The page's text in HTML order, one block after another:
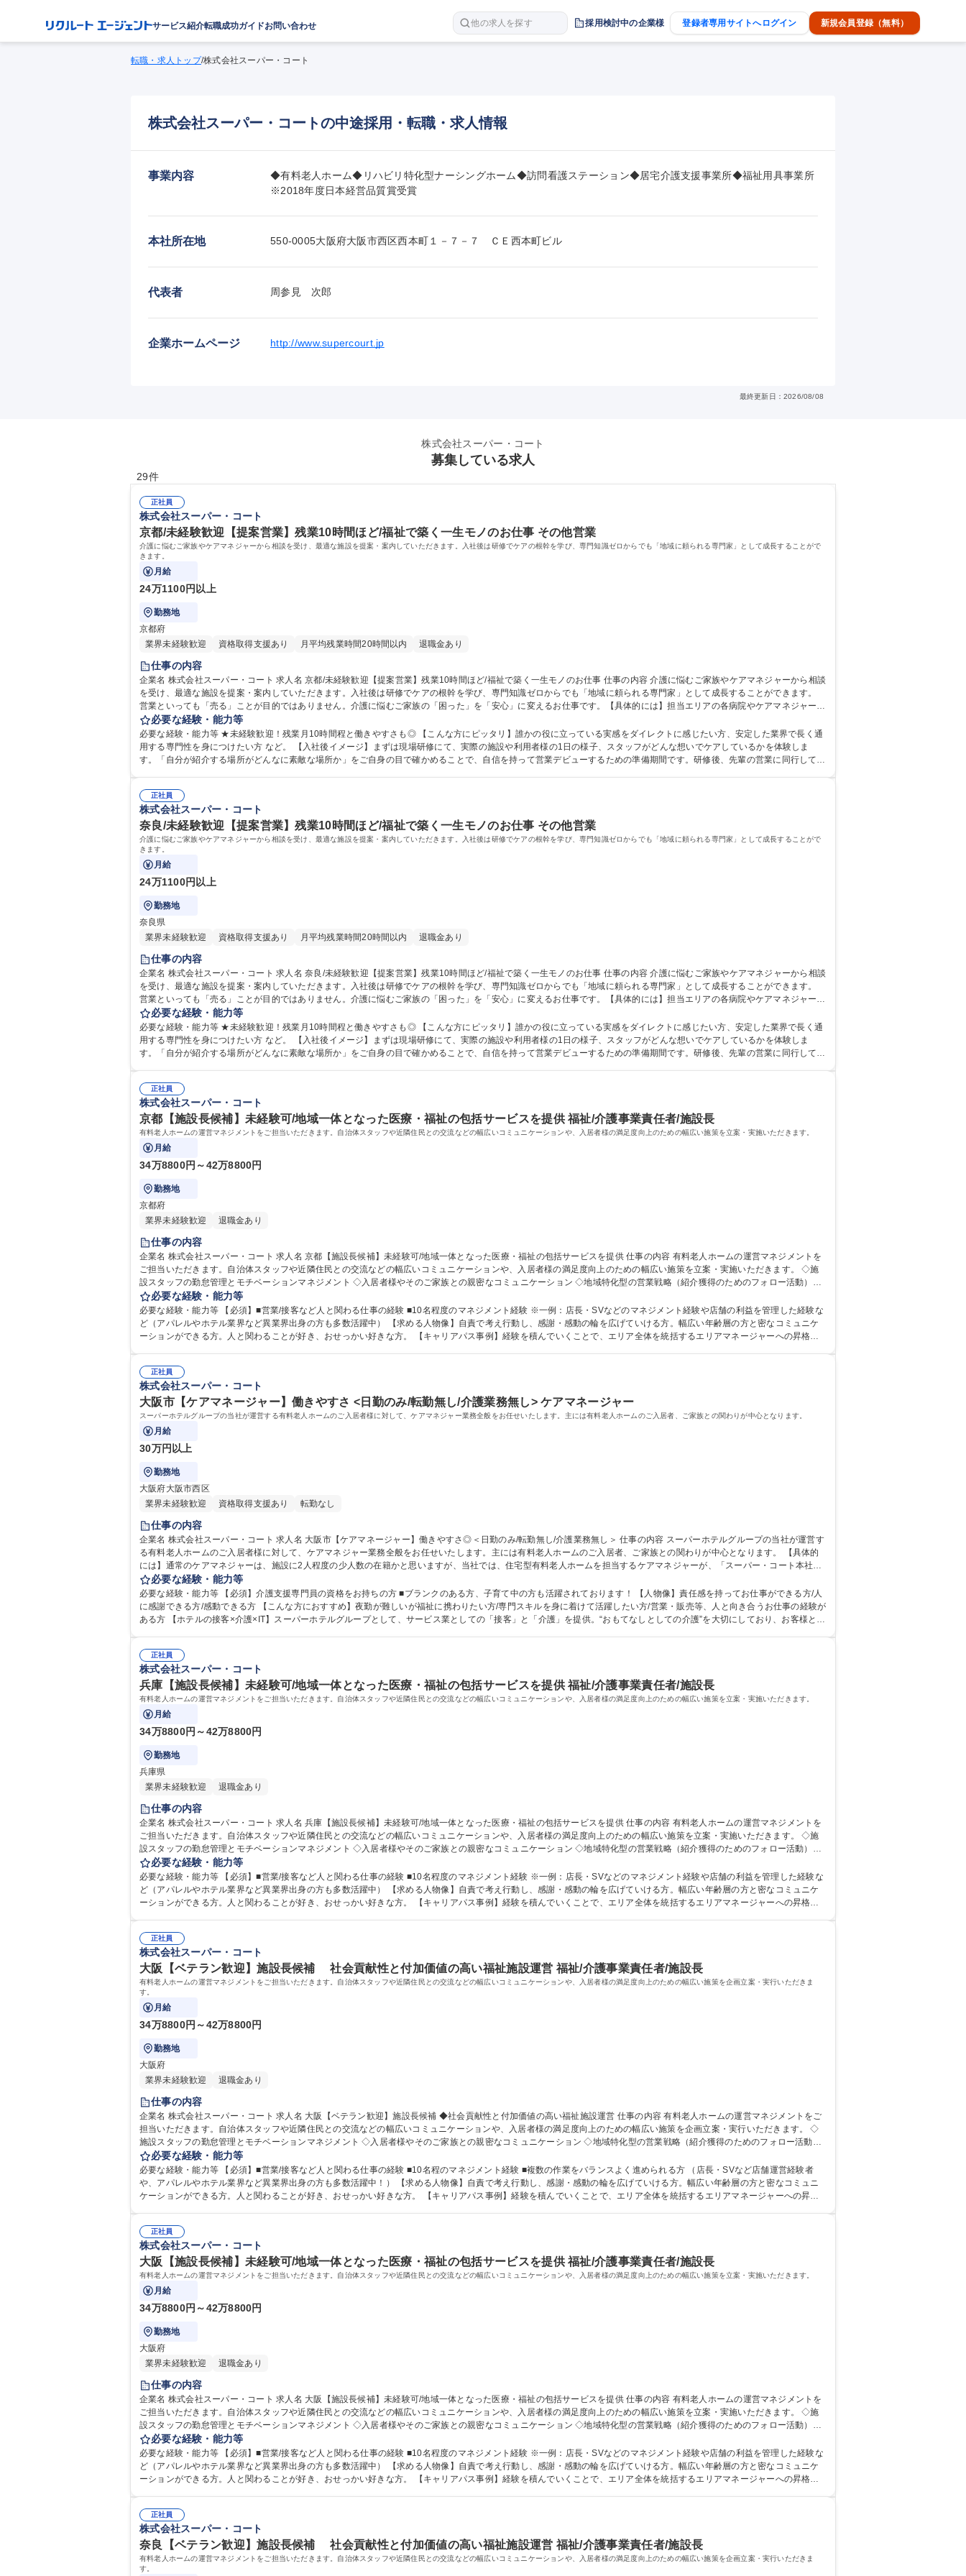
サービス紹介転職成功ガイドお問い合わせ 他の求人を探す 採用検討中の企業様 登録者専用サイトへログイン 新規会員登録（無料）
転職・求人トップ/株式会社スーパー・コート
株式会社スーパー・コートの中途採用・転職・求人情報
事業内容
◆有料老人ホーム◆リハビリ特化型ナーシングホーム◆訪問看護ステーション◆居宅介護支援事業所◆福祉用具事業所
※2018年度日本経営品質賞受賞
本社所在地 550-0005大阪府大阪市西区西本町１－７－７　ＣＥ西本町ビル
代表者 周参見　次郎
企業ホームページ http://www.supercourt.jp
最終更新日：2026/08/08
株式会社スーパー・コート
募集している求人
29件
正社員
株式会社スーパー・コート
京都/未経験歓迎【提案営業】残業10時間ほど/福祉で築く一生モノのお仕事 その他営業
介護に悩むご家族やケアマネジャーから相談を受け、最適な施設を提案・案内していただきます。入社後は研修でケアの根幹を学び、専門知識ゼロからでも「地域に頼られる専門家」として成長することがで
きます。
月給
24万1100円以上
勤務地
京都府
業界未経験歓迎
資格取得支援あり 月平均残業時間20時間以内 退職金あり
仕事の内容
企業名 株式会社スーパー・コート 求人名 京都/未経験歓迎【提案営業】残業10時間ほど/福祉で築く一生モノのお仕事 仕事の内容 介護に悩むご家族やケアマネジャーから相談
を受け、最適な施設を提案・案内していただきます。入社後は研修でケアの根幹を学び、専門知識ゼロからでも「地域に頼られる専門家」として成長することができます。
営業といっても「売る」ことが目的ではありません。介護に悩むご家族の「困った」を「安心」に変えるお仕事です。【具体的には】担当エリアの各病院やケアマネジャー等
のもとを訪ね、入所を検討されている高齢者の方を紹介していただきます。ご本人やご家族と面談し、「どんな暮らしを送りたいか」という希望を丁寧にヒアリング。自社の
施設で提供できる安心の暮らしをご提案し、新しい生活のスタートまでをサポートします。 募集職種 京都/未経験歓迎【提案営業】残業10時間ほど/福祉で築く一生モノのお
仕事
必要な経験・能力等
必要な経験・能力等 ★未経験歓迎！残業月10時間程と働きやすさも◎ 【こんな方にピッタリ】誰かの役に立っている実感をダイレクトに感じたい方、安定した業界で長く通
用する専門性を身につけたい方 など。 【入社後イメージ】まずは現場研修にて、実際の施設や利用者様の1日の様子、スタッフがどんな想いでケアしているかを体験しま
す。「自分が紹介する場所がどんなに素敵な場所か」をご自身の目で確かめることで、自信を持って営業デビューするための準備期間です。研修後、先輩の営業に同行して提
正社員
株式会社スーパー・コート
奈良/未経験歓迎【提案営業】残業10時間ほど/福祉で築く一生モノのお仕事 その他営業
介護に悩むご家族やケアマネジャーから相談を受け、最適な施設を提案・案内していただきます。入社後は研修でケアの根幹を学び、専門知識ゼロからでも「地域に頼られる専門家」として成長することがで
きます。
月給
24万1100円以上
勤務地
奈良県
業界未経験歓迎
資格取得支援あり 月平均残業時間20時間以内 退職金あり
仕事の内容
企業名 株式会社スーパー・コート 求人名 奈良/未経験歓迎【提案営業】残業10時間ほど/福祉で築く一生モノのお仕事 仕事の内容 介護に悩むご家族やケアマネジャーから相談
を受け、最適な施設を提案・案内していただきます。入社後は研修でケアの根幹を学び、専門知識ゼロからでも「地域に頼られる専門家」として成長することができます。
営業といっても「売る」ことが目的ではありません。介護に悩むご家族の「困った」を「安心」に変えるお仕事です。【具体的には】担当エリアの各病院やケアマネジャー等
のもとを訪ね、入所を検討されている高齢者の方を紹介していただきます。ご本人やご家族と面談し、「どんな暮らしを送りたいか」という希望を丁寧にヒアリング。自社の
施設で提供できる安心の暮らしをご提案し、新しい生活のスタートまでをサポートします。 募集職種 奈良/未経験歓迎【提案営業】残業10時間ほど/福祉で築く一生モノのお
仕事
必要な経験・能力等
必要な経験・能力等 ★未経験歓迎！残業月10時間程と働きやすさも◎ 【こんな方にピッタリ】誰かの役に立っている実感をダイレクトに感じたい方、安定した業界で長く通
用する専門性を身につけたい方 など。 【入社後イメージ】まずは現場研修にて、実際の施設や利用者様の1日の様子、スタッフがどんな想いでケアしているかを体験しま
す。「自分が紹介する場所がどんなに素敵な場所か」をご自身の目で確かめることで、自信を持って営業デビューするための準備期間です。研修後、先輩の営業に同行して提
正社員
株式会社スーパー・コート
京都【施設長候補】未経験可/地域一体となった医療・福祉の包括サービスを提供 福祉/介護事業責任者/施設長
有料老人ホームの運営マネジメントをご担当いただきます。自治体スタッフや近隣住民との交流などの幅広いコミュニケーションや、入居者様の満足度向上のための幅広い施策を立案・実施いただきます。
月給
34万8800円～42万8800円
勤務地
京都府
業界未経験歓迎
退職金あり
仕事の内容
企業名 株式会社スーパー・コート 求人名 京都【施設長候補】未経験可/地域一体となった医療・福祉の包括サービスを提供 仕事の内容 有料老人ホームの運営マネジメントを
ご担当いただきます。自治体スタッフや近隣住民との交流などの幅広いコミュニケーションや、入居者様の満足度向上のための幅広い施策を立案・実施いただきます。 ◇施
設スタッフの勤怠管理とモチベーションマネジメント ◇入居者様やそのご家族との親密なコミュニケーション ◇地域特化型の営業戦略（紹介獲得のためのフォロー活動）の
実践 ◇ゼロからの入居者獲得は別部隊が行うため、施設運営に集中可能 【入社後】3～6カ月はスタッフまたは副施設長として、現場業務を学びます。配属先の施設には、約
20～30名のスタッフがいますので、スタッフと協力して施設運営にあたります。 募集職種 京都【施設長候補】未経験可/地域一体となった医療・福祉の包括サービスを提供
必要な経験・能力等
必要な経験・能力等 【必須】■営業/接客など人と関わる仕事の経験 ■10名程度のマネジメント経験 ※一例：店長・SVなどのマネジメント経験や店舗の利益を管理した経験な
ど（アパレルやホテル業界など異業界出身の方も多数活躍中） 【求める人物像】自責で考え行動し、感謝・感動の輪を広げていける方。幅広い年齢層の方と密なコミュニケ
ーションができる方。人と関わることが好き、おせっかい好きな方。 【キャリアパス事例】経験を積んでいくことで、エリア全体を統括するエリアマネージャーへの昇格
正社員
株式会社スーパー・コート
大阪市【ケアマネージャー】働きやすさ <日勤のみ/転勤無し/介護業務無し> ケアマネージャー
スーパーホテルグループの当社が運営する有料老人ホームのご入居者様に対して、ケアマネジャー業務全般をお任せいたします。主には有料老人ホームのご入居者、ご家族との関わりが中心となります。
月給
30万円以上
勤務地
大阪府大阪市西区
業界未経験歓迎
資格取得支援あり 転勤なし
仕事の内容
企業名 株式会社スーパー・コート 求人名 大阪市【ケアマネージャー】働きやすさ◎＜日勤のみ/転勤無し/介護業務無し＞ 仕事の内容 スーパーホテルグループの当社が運営す
る有料老人ホームのご入居者様に対して、ケアマネジャー業務全般をお任せいたします。主には有料老人ホームのご入居者、ご家族との関わりが中心となります。 【具体的
には】通常のケアマネジャーは、施設に2人程度の少人数の在籍かと思いますが、当社では、住宅型有料老人ホームを担当するケアマネジャーが、「スーパー・コート本社」
に勤務し、皆が同じフロアで業務を行っております。経験豊富な先輩の近くで働けるため、分からないことがあればすぐに聞ける環境です。【社員を応援する社風】悩み事が
あっても親身になってくれる存在と風通しの良い“あったかい風土”がございます。 募集職種 大阪市【ケアマネージャー】働きやすさ◎＜日勤のみ/転勤無し/介護業務無し＞
必要な経験・能力等
必要な経験・能力等 【必須】介護支援専門員の資格をお持ちの方 ■ブランクのある方、子育て中の方も活躍されております！ 【人物像】責任感を持ってお仕事ができる方/人
に感謝できる方/感動できる方 【こんな方におすすめ】夜勤が難しいが福祉に携わりたい方/専門スキルを身に着けて活躍したい方/営業・販売等、人と向き合うお仕事の経験が
ある方 【ホテルの接客×介護×IT】スーパーホテルグループとして、サービス業としての「接客」と「介護」を提供。“おもてなしとしての介護”を大切にしており、お客様と向
正社員
株式会社スーパー・コート
兵庫【施設長候補】未経験可/地域一体となった医療・福祉の包括サービスを提供 福祉/介護事業責任者/施設長
有料老人ホームの運営マネジメントをご担当いただきます。自治体スタッフや近隣住民との交流などの幅広いコミュニケーションや、入居者様の満足度向上のための幅広い施策を立案・実施いただきます。
月給
34万8800円～42万8800円
勤務地
兵庫県
業界未経験歓迎
退職金あり
仕事の内容
企業名 株式会社スーパー・コート 求人名 兵庫【施設長候補】未経験可/地域一体となった医療・福祉の包括サービスを提供 仕事の内容 有料老人ホームの運営マネジメントを
ご担当いただきます。自治体スタッフや近隣住民との交流などの幅広いコミュニケーションや、入居者様の満足度向上のための幅広い施策を立案・実施いただきます。 ◇施
設スタッフの勤怠管理とモチベーションマネジメント ◇入居者様やそのご家族との親密なコミュニケーション ◇地域特化型の営業戦略（紹介獲得のためのフォロー活動）の
実践 ◇ゼロからの入居者獲得は別部隊が行うため、施設運営に集中可能 【入社後】3～6カ月はスタッフまたは副施設長として、現場業務を学びます。配属先の施設には、約
20～30名のスタッフがいますので、スタッフと協力して施設運営にあたります。 募集職種 兵庫【施設長候補】未経験可/地域一体となった医療・福祉の包括サービスを提供
必要な経験・能力等
必要な経験・能力等 【必須】■営業/接客など人と関わる仕事の経験 ■10名程度のマネジメント経験 ※一例：店長・SVなどのマネジメント経験や店舗の利益を管理した経験な
ど（アパレルやホテル業界など異業界出身の方も多数活躍中） 【求める人物像】自責で考え行動し、感謝・感動の輪を広げていける方。幅広い年齢層の方と密なコミュニケ
ーションができる方。人と関わることが好き、おせっかい好きな方。 【キャリアパス事例】経験を積んでいくことで、エリア全体を統括するエリアマネージャーへの昇格
正社員
株式会社スーパー・コート
大阪【ベテラン歓迎】施設長候補 社会貢献性と付加価値の高い福祉施設運営 福祉/介護事業責任者/施設長
有料老人ホームの運営マネジメントをご担当いただきます。自治体スタッフや近隣住民との交流などの幅広いコミュニケーションや、入居者様の満足度向上のための幅広い施策を企画立案・実行いただきま
す。
月給
34万8800円～42万8800円
勤務地
大阪府
業界未経験歓迎
退職金あり
仕事の内容
企業名 株式会社スーパー・コート 求人名 大阪【ベテラン歓迎】施設長候補 ◆社会貢献性と付加価値の高い福祉施設運営 仕事の内容 有料老人ホームの運営マネジメントをご
担当いただきます。自治体スタッフや近隣住民との交流などの幅広いコミュニケーションや、入居者様の満足度向上のための幅広い施策を企画立案・実行いただきます。 ◇
施設スタッフの勤怠管理とモチベーションマネジメント ◇入居者様やそのご家族との親密なコミュニケーション ◇地域特化型の営業戦略（紹介獲得のためのフォロー活動）
の実践 ◇ゼロからの入居者獲得は別部隊が行うため、施設運営に集中可能 【入社後】3～6カ月はスタッフまたは副施設長として、現場業務を学びます。配属先の施設には、
約20～30名のスタッフがいますので、スタッフと協力して施設運営にあたります。 募集職種 大阪【ベテラン歓迎】施設長候補 ◆社会貢献性と付加価値の高い福祉施設運営
必要な経験・能力等
必要な経験・能力等 【必須】■営業/接客など人と関わる仕事の経験 ■10名程のマネジメント経験 ■複数の作業をバランスよく進められる方 （店長・SVなど店舗運営経験者
や、アパレルやホテル業界など異業界出身の方も多数活躍中！） 【求める人物像】自責で考え行動し、感謝・感動の輪を広げていける方。幅広い年齢層の方と密なコミュニ
ケーションができる方。人と関わることが好き、おせっかい好きな方。 【キャリアパス事例】経験を積んでいくことで、エリア全体を統括するエリアマネージャーへの昇格
正社員
株式会社スーパー・コート
大阪【施設長候補】未経験可/地域一体となった医療・福祉の包括サービスを提供 福祉/介護事業責任者/施設長
有料老人ホームの運営マネジメントをご担当いただきます。自治体スタッフや近隣住民との交流などの幅広いコミュニケーションや、入居者様の満足度向上のための幅広い施策を立案・実施いただきます。
月給
34万8800円～42万8800円
勤務地
大阪府
業界未経験歓迎
退職金あり
仕事の内容
企業名 株式会社スーパー・コート 求人名 大阪【施設長候補】未経験可/地域一体となった医療・福祉の包括サービスを提供 仕事の内容 有料老人ホームの運営マネジメントを
ご担当いただきます。自治体スタッフや近隣住民との交流などの幅広いコミュニケーションや、入居者様の満足度向上のための幅広い施策を立案・実施いただきます。 ◇施
設スタッフの勤怠管理とモチベーションマネジメント ◇入居者様やそのご家族との親密なコミュニケーション ◇地域特化型の営業戦略（紹介獲得のためのフォロー活動）の
実践 ◇ゼロからの入居者獲得は別部隊が行うため、施設運営に集中可能 【入社後】3～6カ月はスタッフまたは副施設長として、現場業務を学びます。配属先の施設には、約
20～30名のスタッフがいますので、スタッフと協力して施設運営にあたります。 募集職種 大阪【施設長候補】未経験可/地域一体となった医療・福祉の包括サービスを提供
必要な経験・能力等
必要な経験・能力等 【必須】■営業/接客など人と関わる仕事の経験 ■10名程度のマネジメント経験 ※一例：店長・SVなどのマネジメント経験や店舗の利益を管理した経験な
ど（アパレルやホテル業界など異業界出身の方も多数活躍中） 【求める人物像】自責で考え行動し、感謝・感動の輪を広げていける方。幅広い年齢層の方と密なコミュニケ
ーションができる方。人と関わることが好き、おせっかい好きな方。 【キャリアパス事例】経験を積んでいくことで、エリア全体を統括するエリアマネージャーへの昇格
正社員
株式会社スーパー・コート
奈良【ベテラン歓迎】施設長候補 社会貢献性と付加価値の高い福祉施設運営 福祉/介護事業責任者/施設長
有料老人ホームの運営マネジメントをご担当いただきます。自治体スタッフや近隣住民との交流などの幅広いコミュニケーションや、入居者様の満足度向上のための幅広い施策を企画立案・実行いただきま
す。